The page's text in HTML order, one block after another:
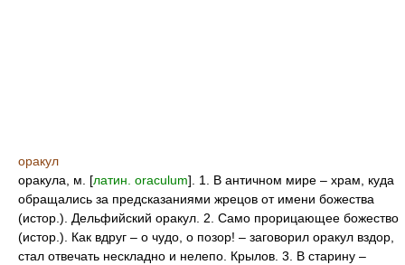
оракул
оракула, м. [латин. oraculum]. 1. В античном мире – храм, куда
обращались за предсказаниями жрецов от имени божества
(истор.). Дельфийский оракул. 2. Само прорицающее божество
(истор.). Как вдруг – о чудо, о позор! – заговорил оракул вздор,
стал отвечать нескладно и нелепо. Крылов. 3. В старину –